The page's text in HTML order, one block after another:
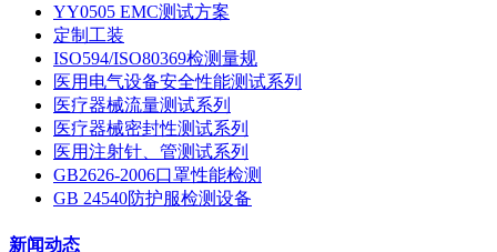
YY0505 EMC测试方案
定制工装
ISO594/ISO80369检测量规
医用电气设备安全性能测试系列
医疗器械流量测试系列
医疗器械密封性测试系列
医用注射针、管测试系列
GB2626-2006口罩性能检测
GB 24540防护服检测设备
新闻动态